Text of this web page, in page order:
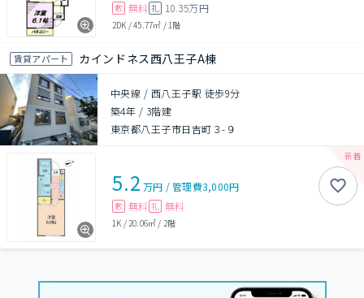
敷 無料 礼 10.35万円
2DK /45.77㎡ /1階
賃貸アパート カインドネス西八王子A棟
中央線 / 西八王子駅 徒歩9分
築4年 / 3階建
東京都八王子市日吉町３-９
5.2 万円 /管理費3,000円
敷 無料 礼 無料
1K / 20.06㎡ / 2階